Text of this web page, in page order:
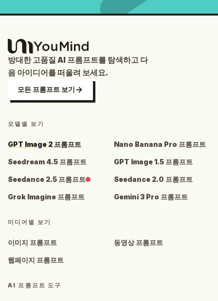
방대한 고품질 AI 프롬프트를 탐색하고 다
음 아이디어를 떠올려 보세요.
모든 프롬프트 보기
모델별 보기
GPT Image 2 프롬프트 Nano Banana Pro 프롬프트
Seedream 4.5 프롬프트 GPT Image 1.5 프롬프트
Seedance 2.5 프롬프트 Seedance 2.0 프롬프트
Grok Imagine 프롬프트 Gemini 3 Pro 프롬프트
미디어별 보기
이미지 프롬프트 동영상 프롬프트
웹페이지 프롬프트
AI 프롬프트 도구